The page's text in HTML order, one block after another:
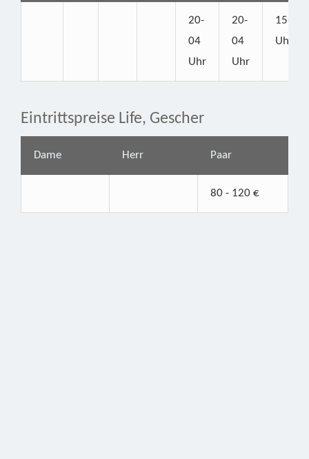
20-
04
Uhr
20-
04
Uhr
15-22
Uhr
Eintrittspreise Life, Gescher
Dame Herr Paar
80 - 120 €